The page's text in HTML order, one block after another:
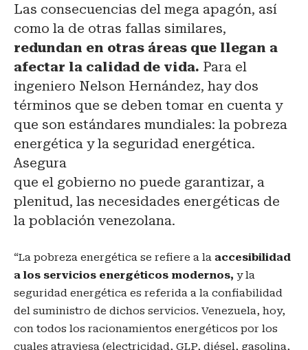
Las consecuencias del mega apagón, así
como la de otras fallas similares,
redundan en otras áreas que llegan a
afectar la calidad de vida. Para el
ingeniero Nelson Hernández, hay dos
términos que se deben tomar en cuenta y
que son estándares mundiales: la pobreza
energética y la seguridad energética.
Asegura
que el gobierno no puede garantizar, a
plenitud, las necesidades energéticas de
la población venezolana.
“La pobreza energética se refiere a la accesibilidad
a los servicios energéticos modernos, y la
seguridad energética es referida a la confiabilidad
del suministro de dichos servicios. Venezuela, hoy,
con todos los racionamientos energéticos por los
cuales atraviesa (electricidad, GLP, diésel, gasolina,